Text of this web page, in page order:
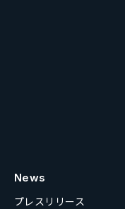
News
プレスリリース